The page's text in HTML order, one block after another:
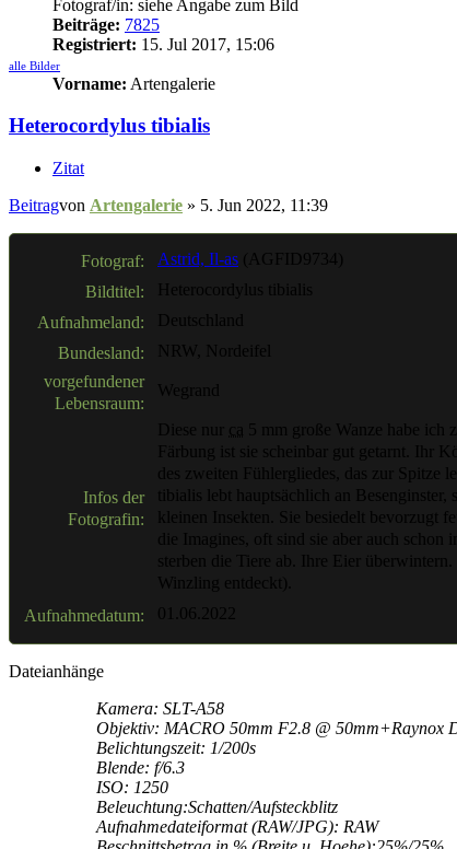
Fotograf/in: siehe Angabe zum Bild
Beiträge: 7825
Registriert: 15. Jul 2017, 15:06
alle Bilder
Vorname: Artengalerie
Heterocordylus tibialis
Zitat
Beitragvon Artengalerie » 5. Jun 2022, 11:39
Fotograf: Astrid, Il-as (AGFID9734)
Bildtitel:
Heterocordylus tibialis
Aufnahmeland:
Deutschland
Bundesland:
NRW, Nordeifel
vorgefundener
Lebensraum:
Wegrand
Infos der
Fotografin:
Diese nur ca 5 mm große Wanze habe ich
Färbung ist sie scheinbar gut getarnt. Ihr
des zweiten Fühlergliedes, das zur Spitze
tibialis lebt hauptsächlich an
kleinen Insekten. Sie besiedelt bevorzugt
die Imagines, oft sind sie aber auch schon
sterben die Tiere ab. Ihre Eier
Winzling entdeckt).
Aufnahmedatum:
01.06.2022
Dateianhänge
Kamera: SLT-A58
Objektiv: MACRO 50mm F2.8 @ 50mm+Raynox
Belichtungszeit: 1/200s
Blende: f/6.3
ISO: 1250
Beleuchtung:Schatten/Aufsteckblitz
Aufnahmedateiformat (RAW/JPG): RAW